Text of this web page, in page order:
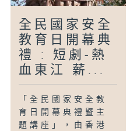
全民國家安全
教育日開幕典
禮 : 短劇-熱
血東江 薪...
「全民國家安全教
育日開幕典禮暨主
題講座」，由香港